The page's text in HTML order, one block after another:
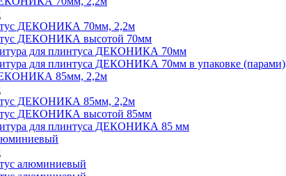
ДЕКОНИКА 70мм, 2,2м
ДЕКОНИКА высотой 70мм
для плинтуса ДЕКОНИКА 70мм
для плинтуса ДЕКОНИКА 70мм в упаковке (парами)
85мм, 2,2м
ДЕКОНИКА 85мм, 2,2м
ДЕКОНИКА высотой 85мм
для плинтуса ДЕКОНИКА 85 мм
алюминиевый